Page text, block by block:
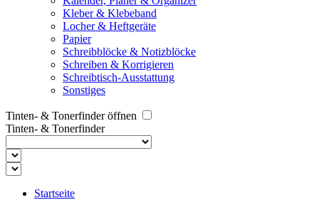
Kleber & Klebeband
Locher & Heftgeräte
Papier
Schreibblöcke & Notizblöcke
Schreiben & Korrigieren
Schreibtisch-Ausstattung
Sonstiges
Tinten- & Tonerfinder öffnen
Tinten- & Tonerfinder
Startseite